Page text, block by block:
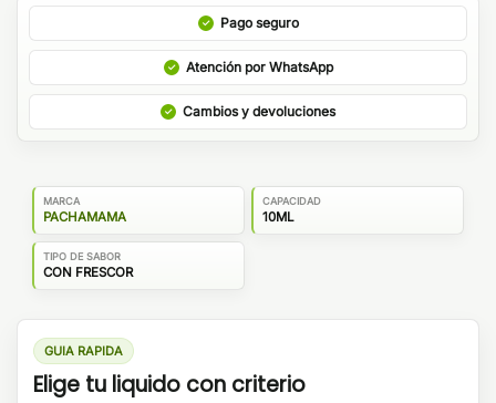
Pago seguro
Atención por WhatsApp
Cambios y devoluciones
MARCA
PACHAMAMA
CAPACIDAD
10ML
TIPO DE SABOR
CON FRESCOR
GUIA RAPIDA
Elige tu liquido con criterio